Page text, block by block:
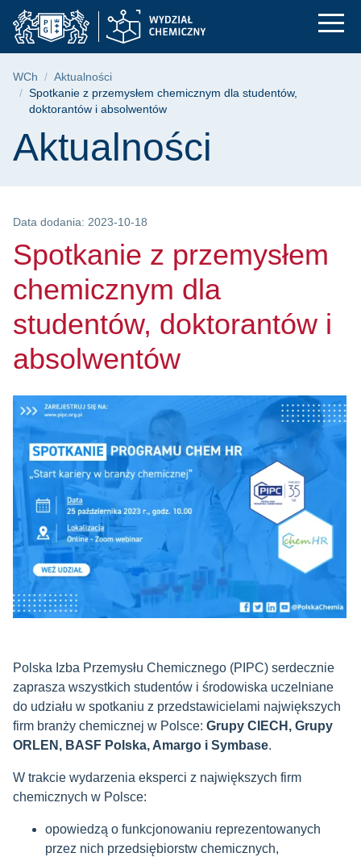
Przejdź
do
menu
Przejdź
do
wyszukiwarki
Przejdź
do
treści
Spotkanie z
Ścieżka nawigacyjna
WCh
Aktualności
Spotkanie z przemysłem chemicznym dla studentów,
doktorantów i absolwentów
Treść strony
Aktualności
Data dodania: 2023-10-18
Spotkanie z przemysłem
chemicznym dla
studentów, doktorantów i
absolwentów
Polska Izba Przemysłu Chemicznego (PIPC) serdecznie
zaprasza wszystkich studentów i środowiska uczelniane
do udziału w spotkaniu z przedstawicielami największych
firm branży chemicznej w Polsce: Grupy CIECH, Grupy
ORLEN, BASF Polska, Amargo i Symbase.
W trakcie wydarzenia eksperci z największych firm
chemicznych w Polsce:
opowiedzą o funkcjonowaniu reprezentowanych
przez nich przedsiębiorstw chemicznych,